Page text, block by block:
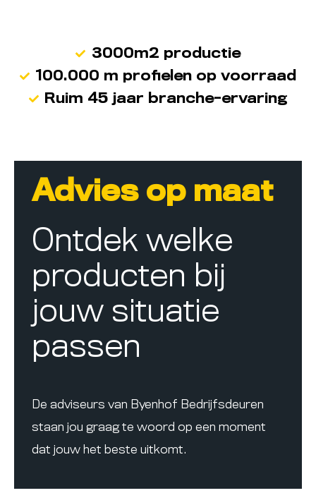
3000m2 productie
100.000 m profielen op voorraad
Ruim 45 jaar branche-ervaring
Advies op maat
Ontdek welke
producten bij
jouw situatie
passen
De adviseurs van Byenhof Bedrijfsdeuren
staan jou graag te woord op een moment
dat jouw het beste uitkomt.